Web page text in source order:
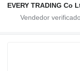
EVERY TRADING Co